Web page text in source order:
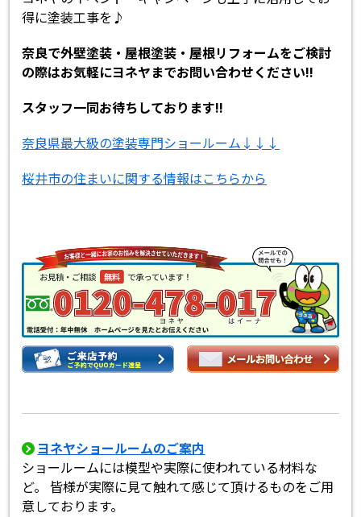
得に塗装工事を♪
奈良で外壁塗装・屋根塗装・屋根リフォームをご検討
の際はお気軽にヨネヤまでお問い合わせください!!
スタッフ一同お待ちしております!!
奈良県最大級の塗装専門ショールーム↓↓↓
桜井市の住まいに関する情報はこちらから
ヨネヤショールームのご案内
ショールームには模型や実際に使われている材料な
ど。 皆様が実際に見て触れて感じて頂けるものをご用
意しております。